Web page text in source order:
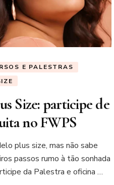
E PALESTRAS
Size: participe de
no FWPS
plus size, mas não sabe
passos rumo à tão sonhada
da Palestra e oficina …